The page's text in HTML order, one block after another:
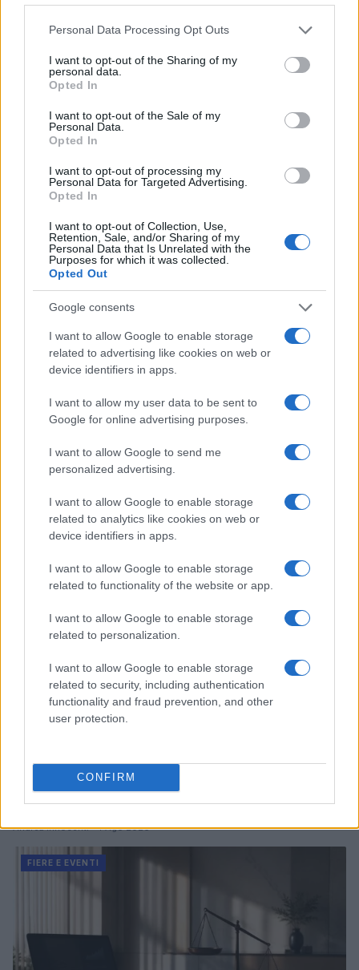
Please note that this website/app uses one or more Google
not limited to your visit or usage behaviour. You may click to
grant or deny consent to Google and its third-party tags to
use your data for below specified purposes in below Google
consent section.
Personal Data Processing Opt Outs
I want to opt-out of the Sharing of my
personal data.
Opted In
I want to opt-out of the Sale of my
Personal Data.
Opted In
I want to opt-out of processing my
Personal Data for Targeted Advertising.
Opted In
I want to opt-out of Collection, Use,
Retention, Sale, and/or Sharing of my
Personal Data that Is Unrelated with the
Purposes for which it was collected.
Opted Out
Google consents
I want to allow Google to enable storage
related to advertising like cookies on web or
device identifiers in apps.
I want to allow my user data to be sent to
Google for online advertising purposes.
I want to allow Google to send me
personalized advertising.
I want to allow Google to enable storage
related to analytics like cookies on web or
device identifiers in apps.
I want to allow Google to enable storage
related to functionality of the website or app.
I want to allow Google to enable storage
related to personalization.
I want to allow Google to enable storage
related to security, including authentication
functionality and fraud prevention, and other
user protection.
CONFIRM
passato una settimana a consultare faldoni
segnò la scelta editoriale di approfondire
responsabilità istituzionali. Tiene linea critica
taccuino sempre pieno.
Continua a leggere
FIERE E EVENTI
Eventi floreali agosto 2026: Taviano, Bosco Marengo
e Verbania
Andrea Innocenti · 4 Ago 2026
FIERE E EVENTI